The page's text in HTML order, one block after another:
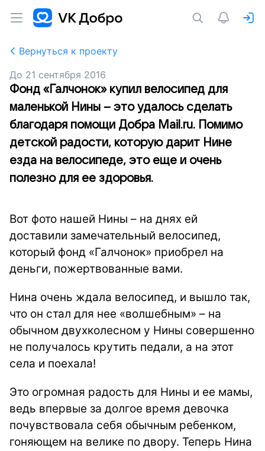
Вернуться к проекту
До 21 сентября 2016
Фонд «Галчонок» купил велосипед для
маленькой Нины – это удалось сделать
благодаря помощи Добра Mail.ru. Помимо
детской радости, которую дарит Нине
езда на велосипеде, это еще и очень
полезно для ее здоровья.
Вот фото нашей Нины – на днях ей
доставили замечательный велосипед,
который фонд «Галчонок» приобрел на
деньги, пожертвованные вами.
Нина очень ждала велосипед, и вышло так,
что он стал для нее «волшебным» – на
обычном двухколесном у Нины совершенно
не получалось крутить педали, а на этот
села и поехала!
Это огромная радость для Нины и ее мамы,
ведь впервые за долгое время девочка
почувствовала себя обычным ребенком,
гоняющем на велике по двору. Теперь Нина